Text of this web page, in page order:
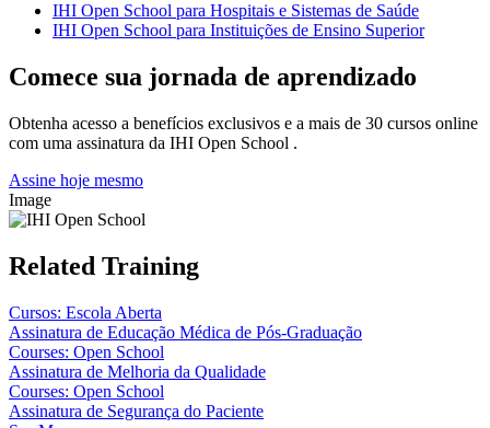
IHI Open School para Hospitais e Sistemas de Saúde
IHI Open School para Instituições de Ensino Superior
Comece sua jornada de aprendizado
Obtenha acesso a benefícios exclusivos e a mais de 30 cursos online
com uma assinatura da IHI Open School .
Assine hoje mesmo
Image
Related Training
Cursos: Escola Aberta
Assinatura de Educação Médica de Pós-Graduação
Courses: Open School
Assinatura de Melhoria da Qualidade
Courses: Open School
Assinatura de Segurança do Paciente